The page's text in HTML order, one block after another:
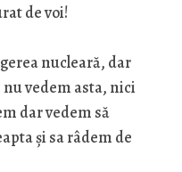
de voi!
nucleară, dar
vedem asta, nici
dar vedem să
și sa râdem de